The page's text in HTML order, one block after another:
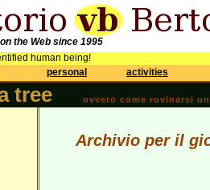
the Web since 1995
human being!
personal activities
tree ovvero come rovinarsi
Archivio per il